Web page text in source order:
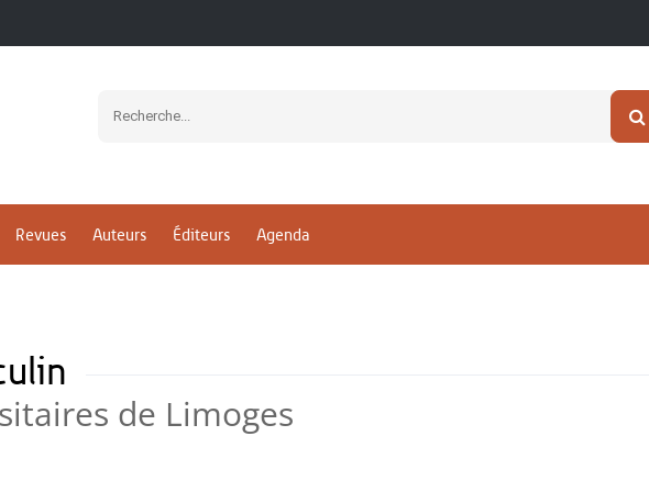
Revues Auteurs Éditeurs Agenda
de Limoges